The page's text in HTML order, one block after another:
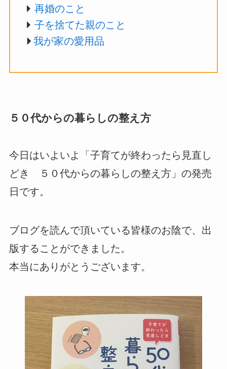
再婚のこと
子を捨てた親のこと
我が家の愛用品
５０代からの暮らしの整え方
今日はいよいよ「子育てが終わったら見直し
どき ５０代からの暮らしの整え方」の発売
日です。
ブログを読んで頂いている皆様のお陰で、出
版することができました。
本当にありがとうございます。